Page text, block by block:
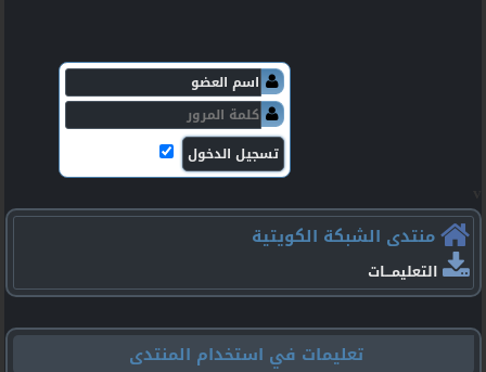
منتدى الشبكة الكويتية
التعليمـــات
تعليمات في استخدام المنتدى